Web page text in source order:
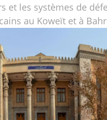
et les systèmes de
au Koweït et à